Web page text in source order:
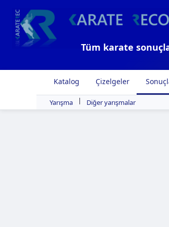
Tüm karate
Katalog Çizelgeler
Yarışma | Diğer yarışmalar